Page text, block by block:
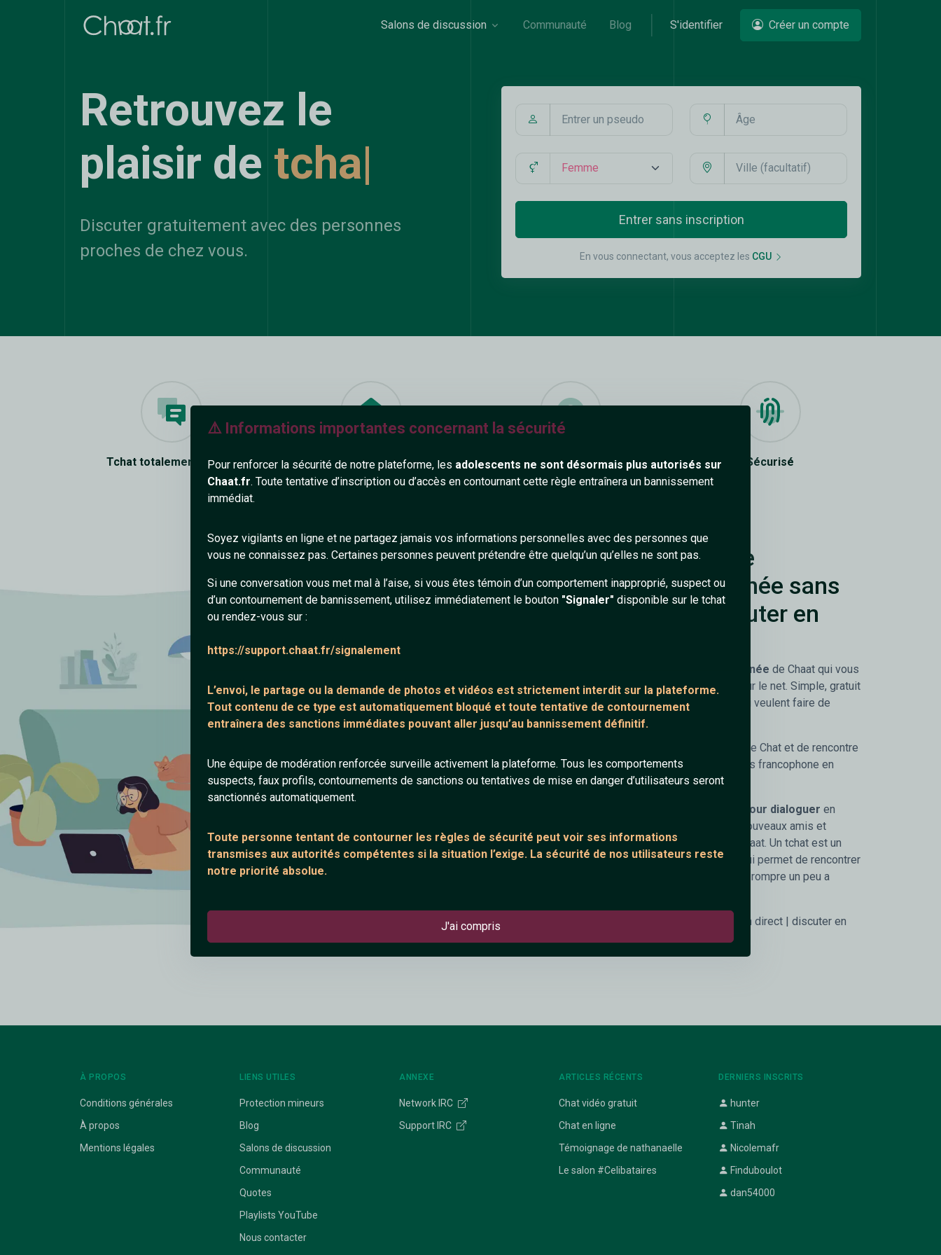
⚠️ Informations importantes concernant la sécurité
Pour renforcer la sécurité de notre plateforme, les adolescents ne sont désormais plus autorisés sur
Chaat.fr. Toute tentative d’inscription ou d’accès en contournant cette règle entraînera un bannissement
immédiat.
Soyez vigilants en ligne et ne partagez jamais vos informations personnelles avec des personnes que
vous ne connaissez pas. Certaines personnes peuvent prétendre être quelqu’un qu’elles ne sont pas.
Si une conversation vous met mal à l’aise, si vous êtes témoin d’un comportement inapproprié, suspect ou
d’un contournement de bannissement, utilisez immédiatement le bouton "Signaler" disponible sur le tchat
ou rendez-vous sur :
https://support.chaat.fr/signalement
L’envoi, le partage ou la demande de photos et vidéos est strictement interdit sur la plateforme.
Tout contenu de ce type est automatiquement bloqué et toute tentative de contournement
entraînera des sanctions immédiates pouvant aller jusqu’au bannissement définitif.
Une équipe de modération renforcée surveille activement la plateforme. Tous les comportements
suspects, faux profils, contournements de sanctions ou tentatives de mise en danger d’utilisateurs seront
sanctionnés automatiquement.
Toute personne tentant de contourner les règles de sécurité peut voir ses informations
transmises aux autorités compétentes si la situation l’exige. La sécurité de nos utilisateurs reste
notre priorité absolue.
J'ai compris
Salons de discussion Communauté Blog S'identifier Créer un compte
Retrouvez le
plaisir de tchatter
Discuter gratuitement avec des personnes
proches de chez vous.
Entrer sans inscription
En vous connectant, vous acceptez les CGU
Tchat totalement gratuit De nombreux thèmes disponible Des milliers d'utilisateurs actifs Sécurisé
Site de dialogue et de
messagerie instantanée sans
inscription pour discuter en
messagerie instantanée de Chaat qui vous
permet de discuter en direct et à plusieurs sur le net. Simple, gratuit
et pour tous les internautes francophones qui veulent faire de
belles rencontres amicales ou amoureuses !
Bienvenue sur Chaat, votre nouveau service de Chat et de rencontre
gratuit, très fréquenté pour dialoguer avec des francophone en
temps réel.
messagerie instantanée pour dialoguer en
direct" C'est l'endroit idéal pour se faire de nouveaux amis et
discuter en ligne grâce au TChat gratuit de Chaat. Un tchat est un
dialogue qui se veut avant tout très amical, qui permet de rencontrer
des filles mais pas seulement, on peut aussi rompre un peu a
TAGS : Messagerie instantanée | dialoguer en direct | discuter en
À PROPOS
Conditions générales
À propos
Mentions légales
LIENS UTILES
Protection mineurs
Blog
Salons de discussion
Communauté
Quotes
Playlists YouTube
Nous contacter
ANNEXE
Network IRC
Support IRC
ARTICLES RÉCENTS
Chat vidéo gratuit
Chat en ligne
Témoignage de nathanaelle
Le salon #Celibataires
DERNIERS INSCRITS
hunter
Tinah
Nicolemafr
Finduboulot
dan54000